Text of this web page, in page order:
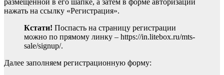
размещенной в его шапке, а затем в форме авторизации
нажать на ссылку «Регистрация».
Кстати! Поспасть на страницу регистрации
можно по прямому линку – https://in.litebox.ru/mts-
sale/signup/.
Далее заполняем регистрационную форму: